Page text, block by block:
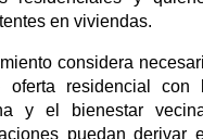
en viviendas.
considera
oferta residencial con
y el bienestar
puedan derivar